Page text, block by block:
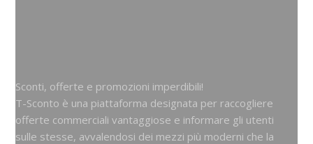
Sconti, offerte e promozioni imperdibili!
T-Sconto è una piattaforma designata per raccogliere
offerte commerciali vantaggiose e informare gli utenti
sulle stesse, avvalendosi dei mezzi più moderni che la